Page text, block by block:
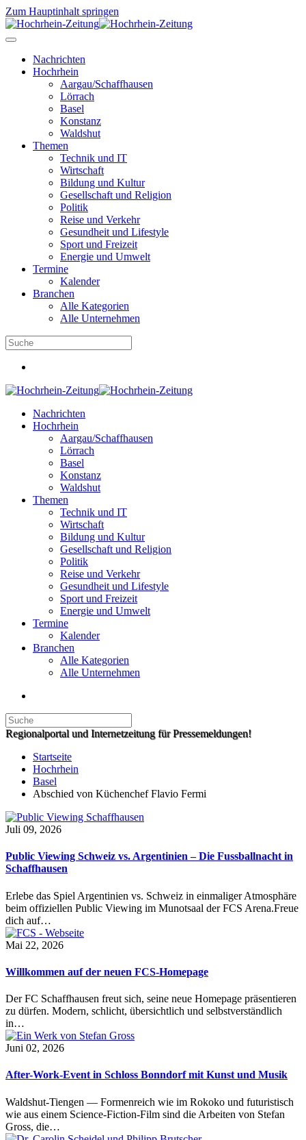
Zum Hauptinhalt springen
Nachrichten
Hochrhein
Aargau/Schaffhausen
Lörrach
Basel
Konstanz
Waldshut
Themen
Technik und IT
Wirtschaft
Bildung und Kultur
Gesellschaft und Religion
Politik
Reise und Verkehr
Gesundheit und Lifestyle
Sport und Freizeit
Energie und Umwelt
Termine
Kalender
Branchen
Alle Kategorien
Alle Unternehmen
Nachrichten
Hochrhein
Aargau/Schaffhausen
Lörrach
Basel
Konstanz
Waldshut
Themen
Technik und IT
Wirtschaft
Bildung und Kultur
Gesellschaft und Religion
Politik
Reise und Verkehr
Gesundheit und Lifestyle
Sport und Freizeit
Energie und Umwelt
Termine
Kalender
Branchen
Alle Kategorien
Alle Unternehmen
Regionalportal und Internetzeitung für Pressemeldungen!
Startseite
Hochrhein
Basel
Abschied von Küchenchef Flavio Fermi
Juli 09, 2026
Public Viewing Schweiz vs. Argentinien – Die Fussballnacht in
Schaffhausen
Erlebe das Spiel Argentinien vs. Schweiz in einmaliger Atmosphäre
beim offiziellen Public Viewing im Munotsaal der FCS Arena.Freue
dich auf…
Mai 22, 2026
Willkommen auf der neuen FCS-Homepage
Der FC Schaffhausen freut sich, seine neue Homepage präsentieren
zu dürfen. Modern, schlicht, übersichtlich und selbstverständlich
in…
Juni 02, 2026
After-Work-Event in Schloss Bonndorf mit Kunst und Musik
Waldshut-Tiengen — Formenreich wie im Rokoko und futuristisch
wie aus einem Science-Fiction-Film sind die Arbeiten von Stefan
Gross, die…